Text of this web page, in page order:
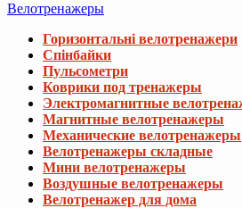
Велотренажеры
Горизонтальні велотренажери
Спінбайки
Пульсометри
Коврики под тренажеры
Электромагнитные
Магнитные велотренажеры
Механические велотренажеры
Велотренажеры складные
Мини велотренажеры
Воздушные велотренажеры
Велотренажер для дома